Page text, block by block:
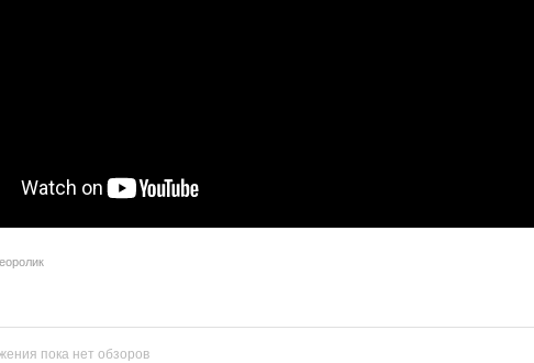
пока нет обзоров